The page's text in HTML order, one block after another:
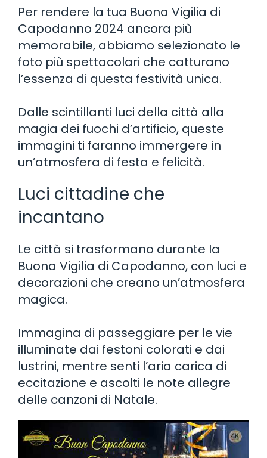
Per rendere la tua Buona Vigilia di
Capodanno 2024 ancora più
memorabile, abbiamo selezionato le
foto più spettacolari che catturano
l’essenza di questa festività unica.
Dalle scintillanti luci della città alla
magia dei fuochi d’artificio, queste
immagini ti faranno immergere in
un’atmosfera di festa e felicità.
Luci cittadine che
incantano
Le città si trasformano durante la
Buona Vigilia di Capodanno, con luci e
decorazioni che creano un’atmosfera
magica.
Immagina di passeggiare per le vie
illuminate dai festoni colorati e dai
lustrini, mentre senti l’aria carica di
eccitazione e ascolti le note allegre
delle canzoni di Natale.